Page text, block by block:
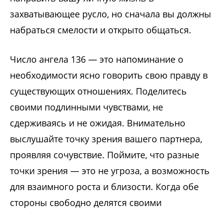
захватывающее русло, но сначала вы должны
набраться смелости и открыто общаться.
Число ангела 136 — это напоминание о
необходимости ясно говорить свою правду в
существующих отношениях. Поделитесь
своими подлинными чувствами, не
сдерживаясь и не ожидая. Внимательно
выслушайте точку зрения вашего партнера,
проявляя сочувствие. Поймите, что разные
точки зрения — это не угроза, а возможность
для взаимного роста и близости. Когда обе
стороны свободно делятся своими